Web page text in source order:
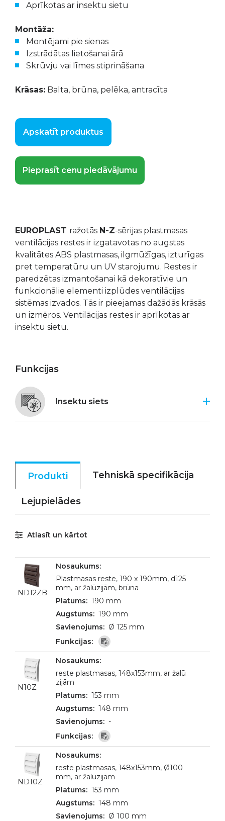
Aprīkotas ar insektu sietu
Montāža:
Montējami pie sienas
Izstrādātas lietošanai ārā
Skrūvju vai līmes stiprināšana
Krāsas: Balta, brūna, pelēka, antracīta
Apskatīt produktus
Pieprasīt cenu piedāvājumu
EUROPLAST ražotās N-Z-sērijas plastmasas
ventilācijas restes ir izgatavotas no augstas
kvalitātes ABS plastmasas, ilgmūžīgas, izturīgas
pret temperatūru un UV starojumu. Restes ir
paredzētas izmantošanai kā dekoratīvie un
funkcionālie elementi izplūdes ventilācijas
sistēmas izvados. Tās ir pieejamas dažādās krāsās
un izmēros. Ventilācijas restes ir aprīkotas ar
insektu sietu.
Funkcijas
Insektu siets
Produkti Tehniskā specifikācija
Lejupielādes
Atlasīt un kārtot
ND12ZB
Plastmasas reste, 190 x 190mm, d125
mm, ar žalūzijām, brūna
190 mm
190 mm
Ø 125 mm
N10Z
reste plastmasas, 148x153mm, ar žalū
zijām
153 mm
148 mm
-
ND10Z
reste plastmasas, 148x153mm, Ø100
mm, ar žalūzijām
153 mm
148 mm
Ø 100 mm